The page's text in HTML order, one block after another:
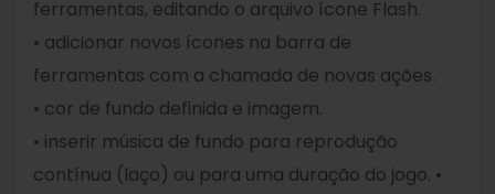
ferramentas, editando o arquivo ícone Flash.
• adicionar novos ícones na barra de
ferramentas com a chamada de novas ações.
• cor de fundo definida e imagem.
• inserir música de fundo para reprodução
contínua (laço) ou para uma duração do jogo. •